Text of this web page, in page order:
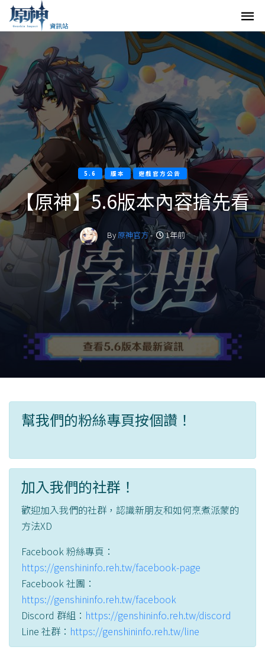
5.6 版本 遊戲官方公告
【原神】5.6版本內容搶先看
By原神官方- 1年前
幫我們的粉絲專頁按個讚！
加入我們的社群！
歡迎加入我們的社群，認識新朋友和如何烹煮派蒙的
方法XD
Facebook 粉絲專頁：
https://genshininfo.reh.tw/facebook-page
Facebook 社團：
https://genshininfo.reh.tw/facebook
Discord 群組： https://genshininfo.reh.tw/discord
Line 社群： https://genshininfo.reh.tw/line